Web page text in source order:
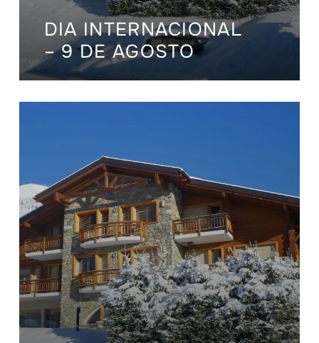
DIA INTERNACIONAL
– 9 DE AGOSTO